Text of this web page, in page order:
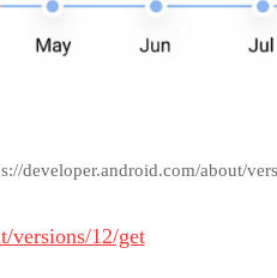
developer.android.com/about/
versions/12/get